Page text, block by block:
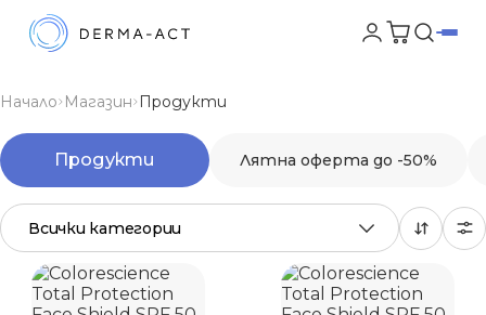
Начало Магазин Продукти
Продукти Лятна оферта до -50%
Всички категории